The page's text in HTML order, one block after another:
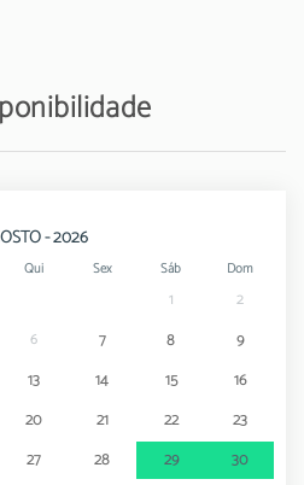
- 2026
Qui Sex Sáb Dom
1
2
6 7 8
9
13 14 15
16
20 21 22
23
27 28 29
30